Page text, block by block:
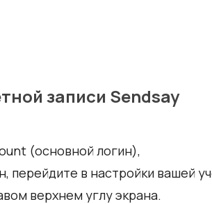
записи Sendsay
(основной логин),
перейдите в настройки вашей
верхнем углу экрана.